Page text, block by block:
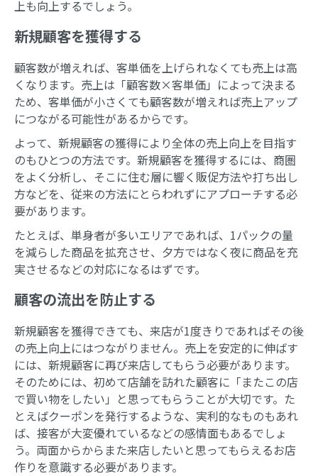
上も向上するでしょう。
新規顧客を獲得する
顧客数が増えれば、客単価を上げられなくても売上は高
くなります。売上は「顧客数×客単価」によって決まる
ため、客単価が小さくても顧客数が増えれば売上アップ
につながる可能性があるからです。
よって、新規顧客の獲得により全体の売上向上を目指す
のもひとつの方法です。新規顧客を獲得するには、商圏
をよく分析し、そこに住む層に響く販促方法や打ち出し
方などを、従来の方法にとらわれずにアプローチする必
要があります。
たとえば、単身者が多いエリアであれば、1パックの量
を減らした商品を拡充させ、夕方ではなく夜に商品を充
実させるなどの対応になるはずです。
顧客の流出を防止する
新規顧客を獲得できても、来店が1度きりであればその後
の売上向上にはつながりません。売上を安定的に伸ばす
には、新規顧客に再び来店してもらう必要があります。
そのためには、初めて店舗を訪れた顧客に「またこの店
で買い物をしたい」と思ってもらうことが大切です。た
とえばクーポンを発行するような、実利的なものもあれ
ば、接客が大変優れているなどの感情面もあるでしょ
う。両面からからまた来店したいと思ってもらえるお店
作りを意識する必要があります。